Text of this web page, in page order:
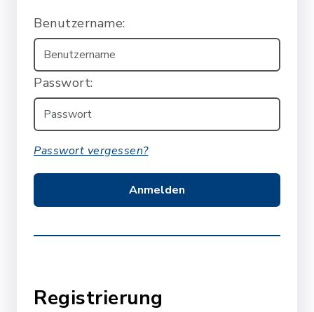
Benutzername:
Passwort:
Passwort vergessen?
Anmelden
Registrierung